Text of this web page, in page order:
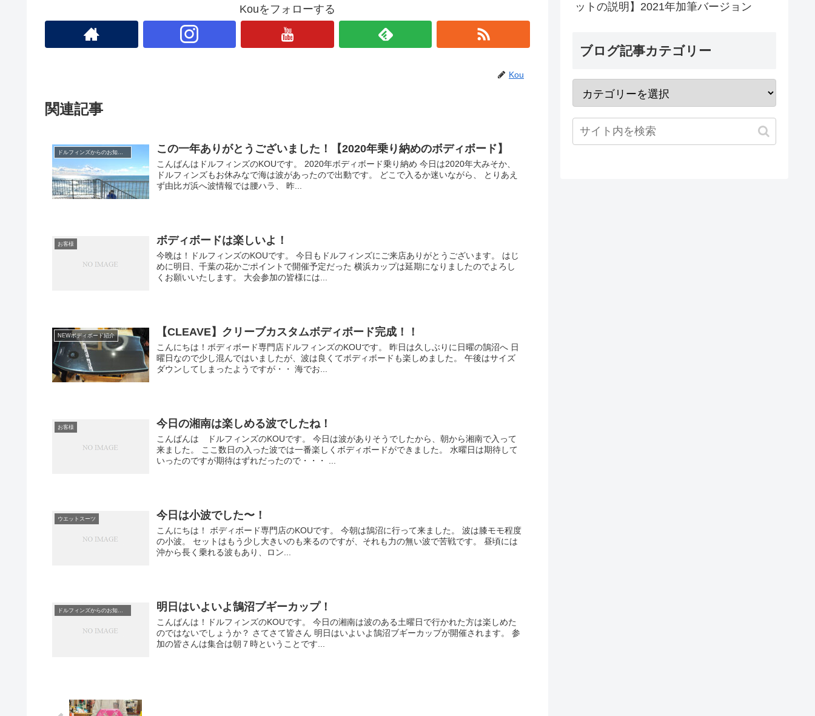
Kouをフォローする
Kou
関連記事
ドルフィンズからのお知らせ この一年ありがとうございました！【2020年乗り納めのボディボード】
こんばんはドルフィンズのKOUです。 2020年ボディボード乗り納め 今日は2020年大みそか、
ドルフィンズもお休みなで海は波があったので出動です。 どこで入るか迷いながら、 とりあえ
ず由比ガ浜へ波情報では腰ハラ、 昨...
お客様 ボディボードは楽しいよ！
今晩は！ドルフィンズのKOUです。 今日もドルフィンズにご来店ありがとうございます。 はじ
めに明日、千葉の花かごポイントで開催予定だった 横浜カップは延期になりましたのでよろし
くお願いいたします。 大会参加の皆様には...
NEWボディボード紹介 【CLEAVE】クリーブカスタムボディボード完成！！
こんにちは！ボディボード専門店ドルフィンズのKOUです。 昨日は久しぶりに日曜の鵠沼へ 日
曜日なので少し混んではいましたが、波は良くてボディボードも楽しめました。 午後はサイズ
ダウンしてしまったようですが・・ 海でお...
お客様 今日の湘南は楽しめる波でしたね！
こんばんは ドルフィンズのKOUです。 今日は波がありそうでしたから、朝から湘南で入って
来ました。 ここ数日の入った波では一番楽しくボディボードができました。 水曜日は期待して
いったのですが期待はずれだったので・・・ ...
ウエットスーツ 今日は小波でした〜！
こんにちは！ ボディボード専門店のKOUです。 今朝は鵠沼に行って来ました。 波は膝モモ程度
の小波。 セットはもう少し大きいのも来るのですが、それも力の無い波で苦戦です。 昼頃には
沖から長く乗れる波もあり、ロン...
明日はいよいよ鵠沼ブギーカップ！
こんばんは！ドルフィンズのKOUです。 今日の湘南は波のある土曜日で行かれた方は楽しめた
のではないでしょうか？ さてさて皆さん 明日はいよいよ鵠沼ブギーカップが開催されます。 参
加の皆さんは集合は朝７時ということです...
ットの説明】2021年加筆バージョン
ブログ記事カテゴリー